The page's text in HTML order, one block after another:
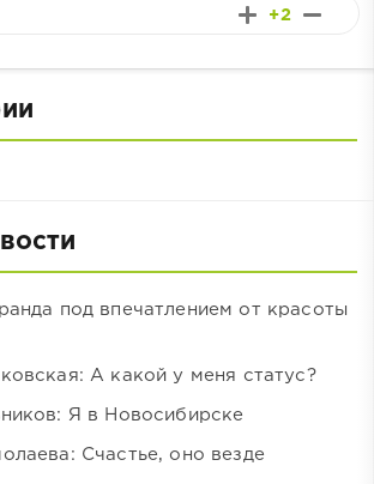
+2
под впечатлением от красоты
А какой у меня статус?
Я в Новосибирске
Счастье, оно везде